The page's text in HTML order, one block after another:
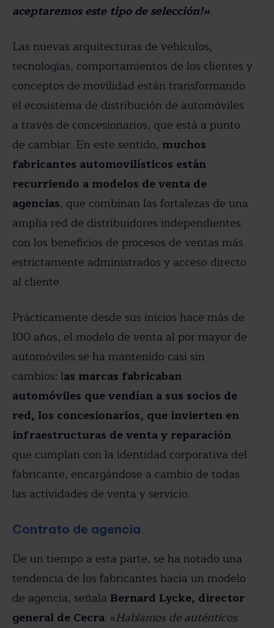
aceptaremos este tipo de selección!».
Las nuevas arquitecturas de vehículos,
tecnologías, comportamientos de los clientes y
conceptos de movilidad están transformando
el ecosistema de distribución de automóviles
a través de concesionarios, que está a punto
de cambiar. En este sentido, muchos
fabricantes automovilísticos están
recurriendo a modelos de venta de
agencias, que combinan las fortalezas de una
amplia red de distribuidores independientes
con los beneficios de procesos de ventas más
estrictamente administrados y acceso directo
al cliente.
Prácticamente desde sus inicios hace más de
100 años, el modelo de venta al por mayor de
automóviles se ha mantenido casi sin
cambios: las marcas fabricaban
automóviles que vendían a sus socios de
red, los concesionarios, que invierten en
infraestructuras de venta y reparación
que cumplan con la identidad corporativa del
fabricante, encargándose a cambio de todas
las actividades de venta y servicio.
Contrato de agencia
De un tiempo a esta parte, se ha notado una
tendencia de los fabricantes hacia un modelo
de agencia, señala Bernard Lycke, director
general de Cecra. «Hablamos de auténticos